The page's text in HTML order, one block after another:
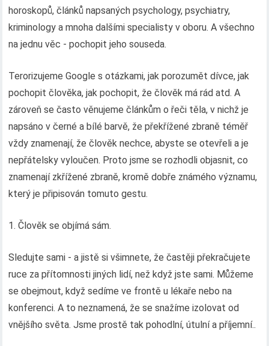
horoskopů, článků napsaných psychology, psychiatry,
kriminology a mnoha dalšími specialisty v oboru. A všechno
na jednu věc - pochopit jeho souseda.
Terorizujeme Google s otázkami, jak porozumět dívce, jak
pochopit člověka, jak pochopit, že člověk má rád atd. A
zároveň se často věnujeme článkům o řeči těla, v nichž je
napsáno v černé a bílé barvě, že překřížené zbraně téměř
vždy znamenají, že člověk nechce, abyste se otevřeli a je
nepřátelsky vyloučen. Proto jsme se rozhodli objasnit, co
znamenají zkřížené zbraně, kromě dobře známého významu,
který je připisován tomuto gestu.
1. Člověk se objímá sám.
Sledujte sami - a jistě si všimnete, že častěji překračujete
ruce za přítomnosti jiných lidí, než když jste sami. Můžeme
se obejmout, když sedíme ve frontě u lékaře nebo na
konferenci. A to neznamená, že se snažíme izolovat od
vnějšího světa. Jsme prostě tak pohodlní, útulní a příjemní..